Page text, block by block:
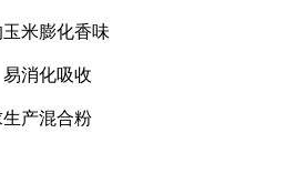
玉米膨化香味
易消化吸收
生产混合粉